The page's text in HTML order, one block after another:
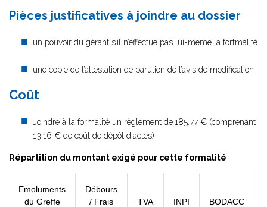
Pièces justificatives à joindre au dossier
un pouvoir du gérant s’il n’effectue pas lui-même la fortmalité
une copie de l’attestation de parution de l’avis de modification
Coût
Joindre à la formalité un règlement de185.77 € (comprenant
13,16 € de coût de dépôt d'actes)
Répartition du montant exigé pour cette formalité
Emoluments
du Greffe
Débours
/ Frais
TVA INPI BODACC